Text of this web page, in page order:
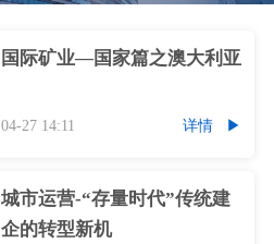
国际矿业—国家篇之澳大利亚
04-27 14:11 详情
城市运营-“存量时代”传统建
企的转型新机